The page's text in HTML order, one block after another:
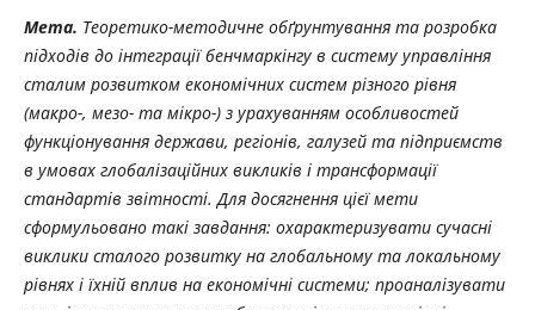
Мета. Теоретико-методичне обґрунтування та розробка
підходів до інтеграції бенчмаркінгу в систему управління
сталим розвитком економічних систем різного рівня
(макро-, мезо- та мікро-) з урахуванням особливостей
функціонування держави, регіонів, галузей та підприємств
в умовах глобалізаційних викликів і трансформації
стандартів звітності. Для досягнення цієї мети
сформульовано такі завдання: охарактеризувати сучасні
виклики сталого розвитку на глобальному та локальному
рівнях і їхній вплив на економічні системи; проаналізувати